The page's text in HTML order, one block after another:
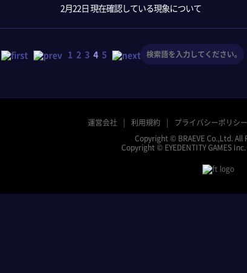
2月22日 現在確認している現象について
1 2 3 4 5
運営会社 利用規約 プライバシーポリシー
Copyright © BRAEVE Co.,Ltd. All
Copyright © EYEDENTITY GAMES